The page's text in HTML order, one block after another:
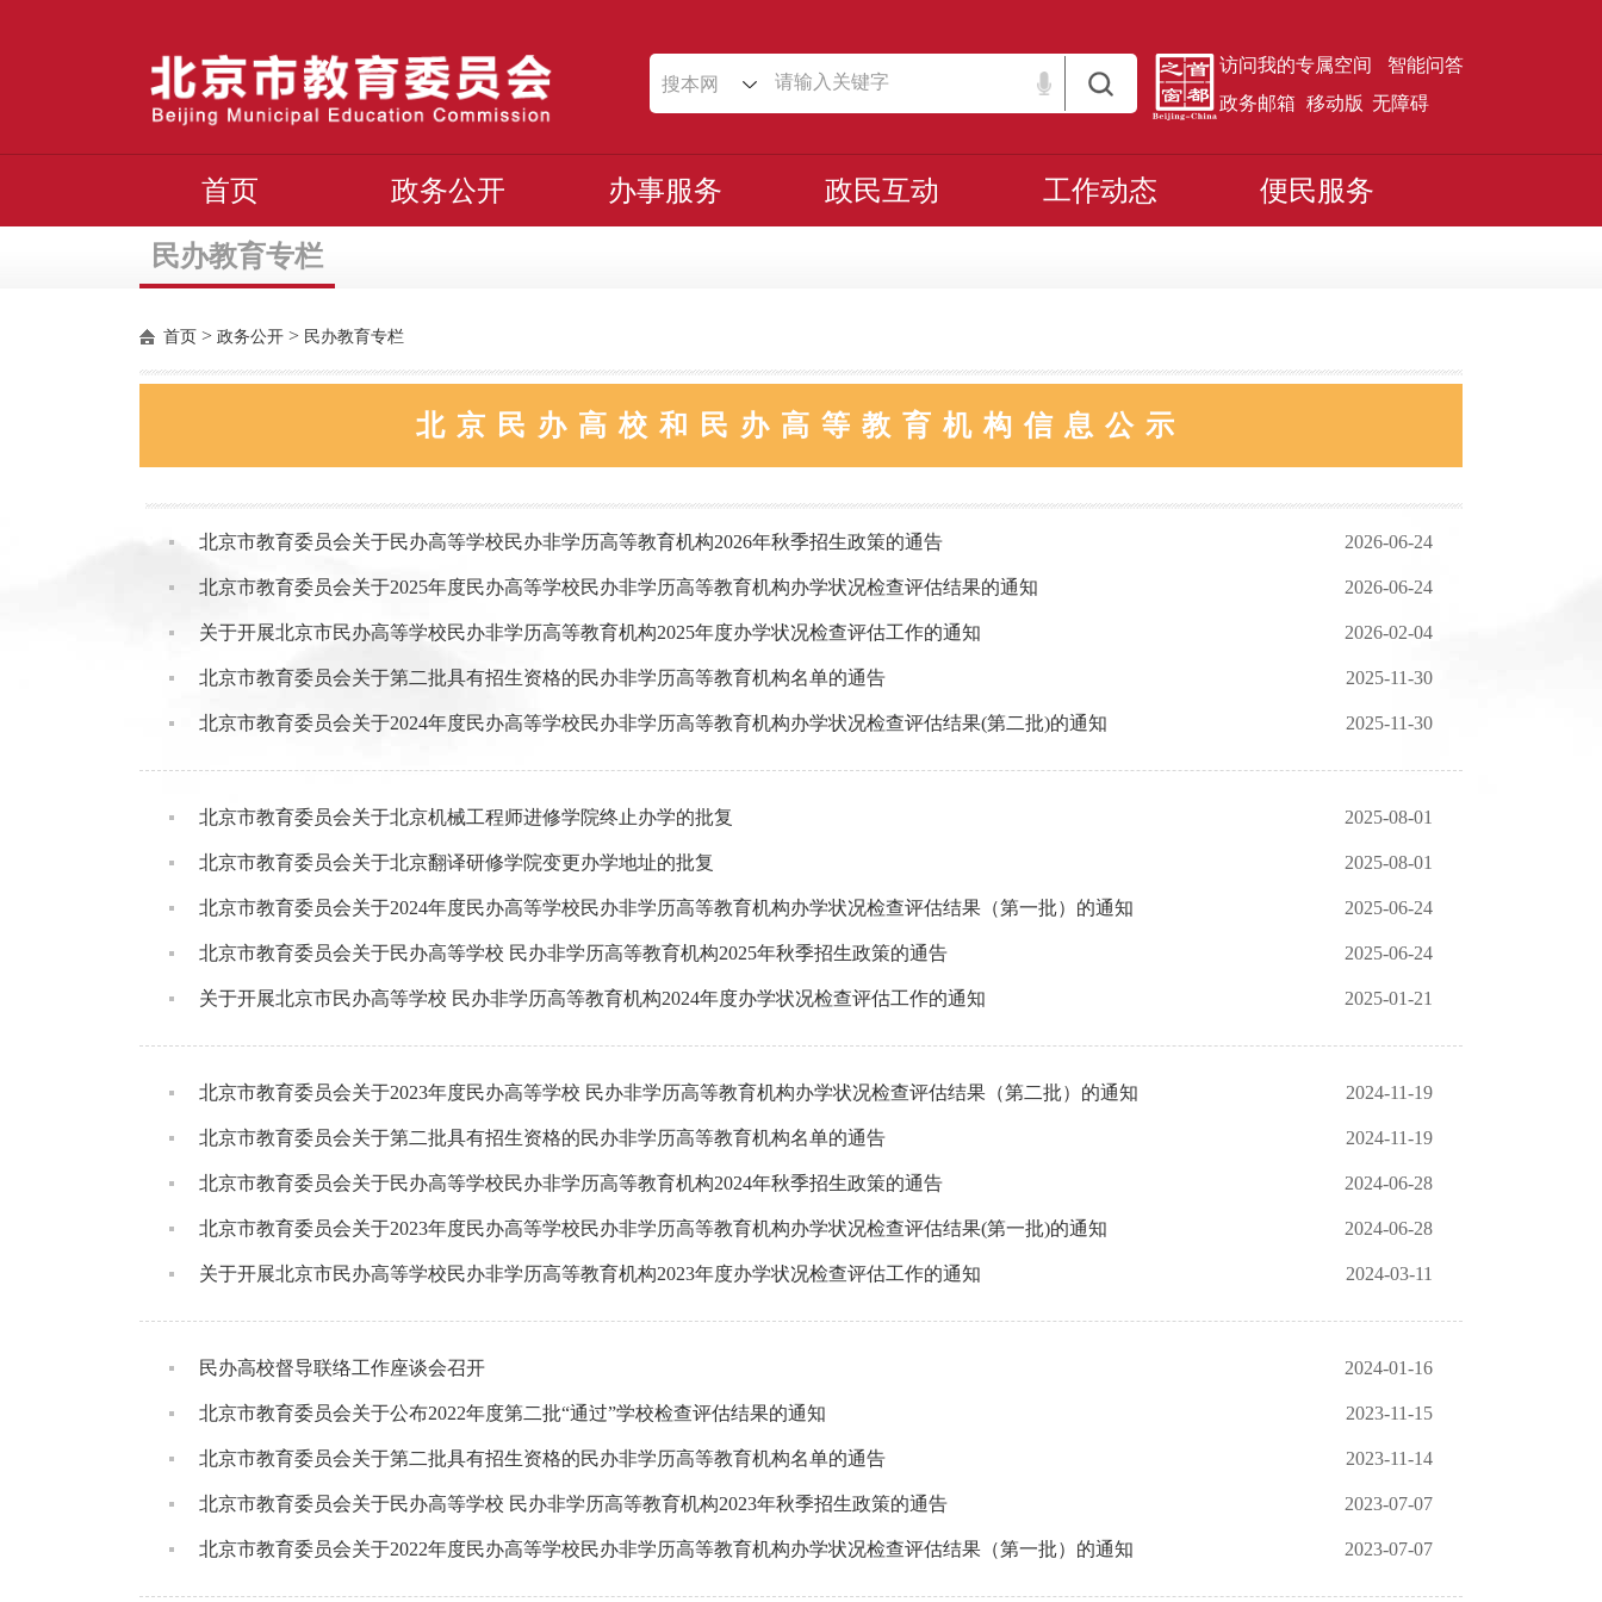
搜本网
访问我的专属空间
智能问答
政务邮箱
移动版 无障碍
首页 政务公开 办事服务 政民互动 工作动态 便民服务
民办教育专栏
首页 > 政务公开 > 民办教育专栏
北京民办高校和民办高等教育机构信息公示
2026-06-24
北京市教育委员会关于民办高等学校民办非学历高等教育机构2026年秋季招生政策的通告
2026-06-24
北京市教育委员会关于2025年度民办高等学校民办非学历高等教育机构办学状况检查评估结果的通知
2026-02-04
关于开展北京市民办高等学校民办非学历高等教育机构2025年度办学状况检查评估工作的通知
2025-11-30
北京市教育委员会关于第二批具有招生资格的民办非学历高等教育机构名单的通告
2025-11-30
北京市教育委员会关于2024年度民办高等学校民办非学历高等教育机构办学状况检查评估结果(第二批)的通知
2025-08-01
北京市教育委员会关于北京机械工程师进修学院终止办学的批复
2025-08-01
北京市教育委员会关于北京翻译研修学院变更办学地址的批复
2025-06-24
北京市教育委员会关于2024年度民办高等学校民办非学历高等教育机构办学状况检查评估结果（第一批）的通知
2025-06-24
北京市教育委员会关于民办高等学校 民办非学历高等教育机构2025年秋季招生政策的通告
2025-01-21
关于开展北京市民办高等学校 民办非学历高等教育机构2024年度办学状况检查评估工作的通知
2024-11-19
北京市教育委员会关于2023年度民办高等学校 民办非学历高等教育机构办学状况检查评估结果（第二批）的通知
2024-11-19
北京市教育委员会关于第二批具有招生资格的民办非学历高等教育机构名单的通告
2024-06-28
北京市教育委员会关于民办高等学校民办非学历高等教育机构2024年秋季招生政策的通告
2024-06-28
北京市教育委员会关于2023年度民办高等学校民办非学历高等教育机构办学状况检查评估结果(第一批)的通知
2024-03-11
关于开展北京市民办高等学校民办非学历高等教育机构2023年度办学状况检查评估工作的通知
2024-01-16
民办高校督导联络工作座谈会召开
2023-11-15
北京市教育委员会关于公布2022年度第二批“通过”学校检查评估结果的通知
2023-11-14
北京市教育委员会关于第二批具有招生资格的民办非学历高等教育机构名单的通告
2023-07-07
北京市教育委员会关于民办高等学校 民办非学历高等教育机构2023年秋季招生政策的通告
2023-07-07
北京市教育委员会关于2022年度民办高等学校民办非学历高等教育机构办学状况检查评估结果（第一批）的通知